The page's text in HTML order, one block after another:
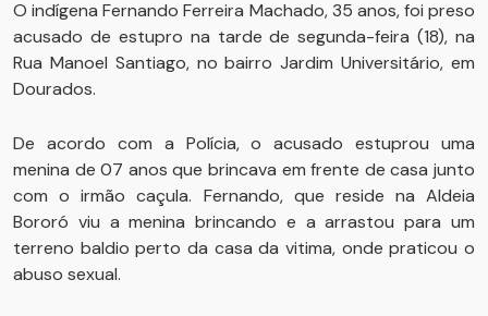
O indígena Fernando Ferreira Machado, 35 anos, foi preso
acusado de estupro na tarde de segunda-feira (18), na
Rua Manoel Santiago, no bairro Jardim Universitário, em
Dourados.
De acordo com a Polícia, o acusado estuprou uma
menina de 07 anos que brincava em frente de casa junto
com o irmão caçula. Fernando, que reside na Aldeia
Bororó viu a menina brincando e a arrastou para um
terreno baldio perto da casa da vitima, onde praticou o
abuso sexual.